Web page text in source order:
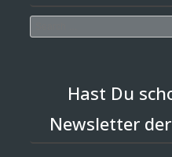
Hast Du
Newsletter